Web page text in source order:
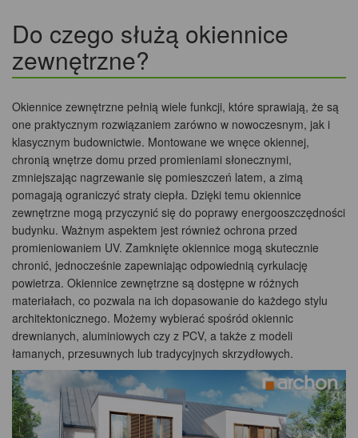
Do czego służą okiennice
zewnętrzne?
Okiennice zewnętrzne pełnią wiele funkcji, które sprawiają, że są
one praktycznym rozwiązaniem zarówno w nowoczesnym, jak i
klasycznym budownictwie. Montowane we wnęce okiennej,
chronią wnętrze domu przed promieniami słonecznymi,
zmniejszając nagrzewanie się pomieszczeń latem, a zimą
pomagają ograniczyć straty ciepła. Dzięki temu okiennice
zewnętrzne mogą przyczynić się do poprawy energooszczędności
budynku. Ważnym aspektem jest również ochrona przed
promieniowaniem UV. Zamknięte okiennice mogą skutecznie
chronić, jednocześnie zapewniając odpowiednią cyrkulację
powietrza. Okiennice zewnętrzne są dostępne w różnych
materiałach, co pozwala na ich dopasowanie do każdego stylu
architektonicznego. Możemy wybierać spośród okiennic
drewnianych, aluminiowych czy z PCV, a także z modeli
łamanych, przesuwnych lub tradycyjnych skrzydłowych.